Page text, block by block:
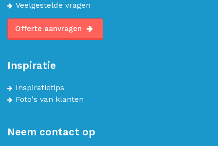
Veelgestelde vragen
Offerte aanvragen
Inspiratie
Inspiratietips
Foto's van klanten
Neem contact op